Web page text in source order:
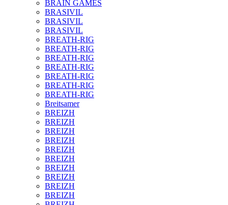
BRAIN GAMES
BRASIVIL
BRASIVIL
BRASIVIL
BREATH-RIG
BREATH-RIG
BREATH-RIG
BREATH-RIG
BREATH-RIG
BREATH-RIG
BREATH-RIG
Breitsamer
BREIZH
BREIZH
BREIZH
BREIZH
BREIZH
BREIZH
BREIZH
BREIZH
BREIZH
BREIZH